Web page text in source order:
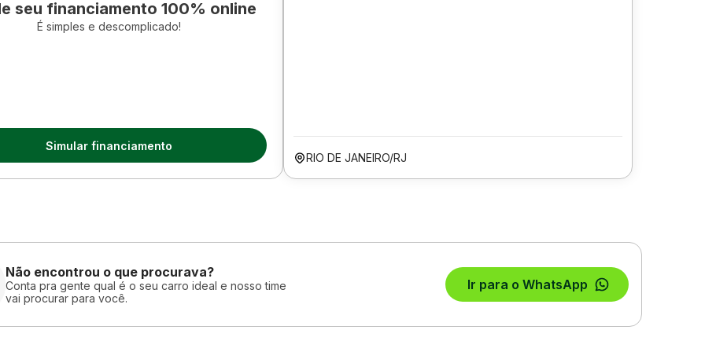
seu financiamento 100% online
É simples e descomplicado!
Simular financiamento
RIO DE JANEIRO/RJ
Não encontrou o que procurava?
Conta pra gente qual é o seu carro ideal e nosso time
vai procurar para você.
Ir para o WhatsApp